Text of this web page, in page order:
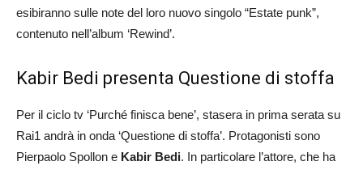
esibiranno sulle note del loro nuovo singolo “Estate punk”,
contenuto nell’album ‘Rewind’.
Kabir Bedi presenta Questione di stoffa
Per il ciclo tv ‘Purché finisca bene’, stasera in prima serata su
Rai1 andrà in onda ‘Questione di stoffa’. Protagonisti sono
Pierpaolo Spollon e Kabir Bedi. In particolare l’attore, che ha